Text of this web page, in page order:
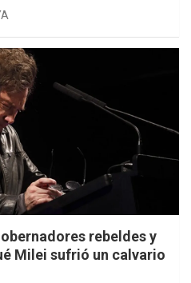
rebeldes y
Milei sufrió un calvario